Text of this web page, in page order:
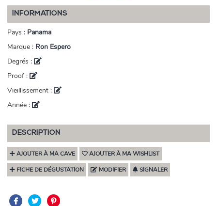
INFORMATIONS
Pays : Panama
Marque : Ron Espero
Degrés :
Proof :
Vieillissement :
Année :
DESCRIPTION
AJOUTER À MA CAVE AJOUTER À MA WISHLIST
FICHE DE DÉGUSTATION MODIFIER SIGNALER